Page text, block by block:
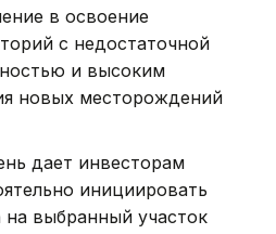
в освоение
с недостаточной
и высоким
новых месторождений
дает инвесторам
инициировать
выбранный участок